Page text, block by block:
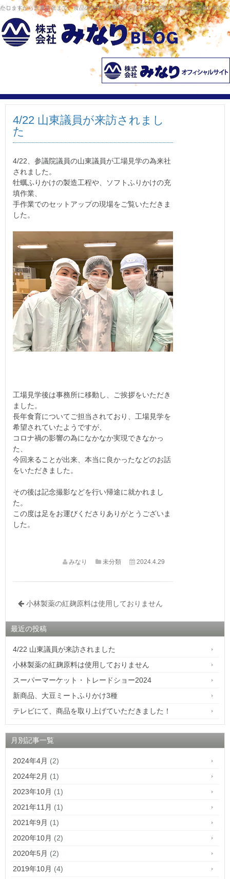
コンテンツへ移動
小ロットから大量生産まで、食品のOEM・PB商品を品質管理の徹底した自社工場で製造いたします。
4/22 山東議員が来訪されまし
た
4/22、参議院議員の山東議員が工場見学の為来社
されました。
牡蠣ふりかけの製造工程や、ソフトふりかけの充
填作業、
手作業でのセットアップの現場をご覧いただきま
した。
工場見学後は事務所に移動し、ご挨拶をいただき
ました。
長年食育についてご担当されており、工場見学を
希望されていたようですが、
コロナ禍の影響の為になかなか実現できなかっ
た、
今回来ることが出来、本当に良かったなどのお話
をいただきました。
その後は記念撮影などを行い帰途に就かれまし
た。
この度は足をお運びくださりありがとうございま
した。
みなり 未分類 2024.4.29
小林製薬の紅麹原料は使用しておりません
最近の投稿
4/22 山東議員が来訪されました
小林製薬の紅麹原料は使用しておりません
スーパーマーケット・トレードショー2024
新商品、大豆ミートふりかけ3種
テレビにて、商品を取り上げていただきました！
月別記事一覧
2024年4月 (2)
2024年2月 (1)
2023年10月 (1)
2021年11月 (1)
2021年9月 (1)
2020年10月 (2)
2020年5月 (2)
2019年10月 (4)